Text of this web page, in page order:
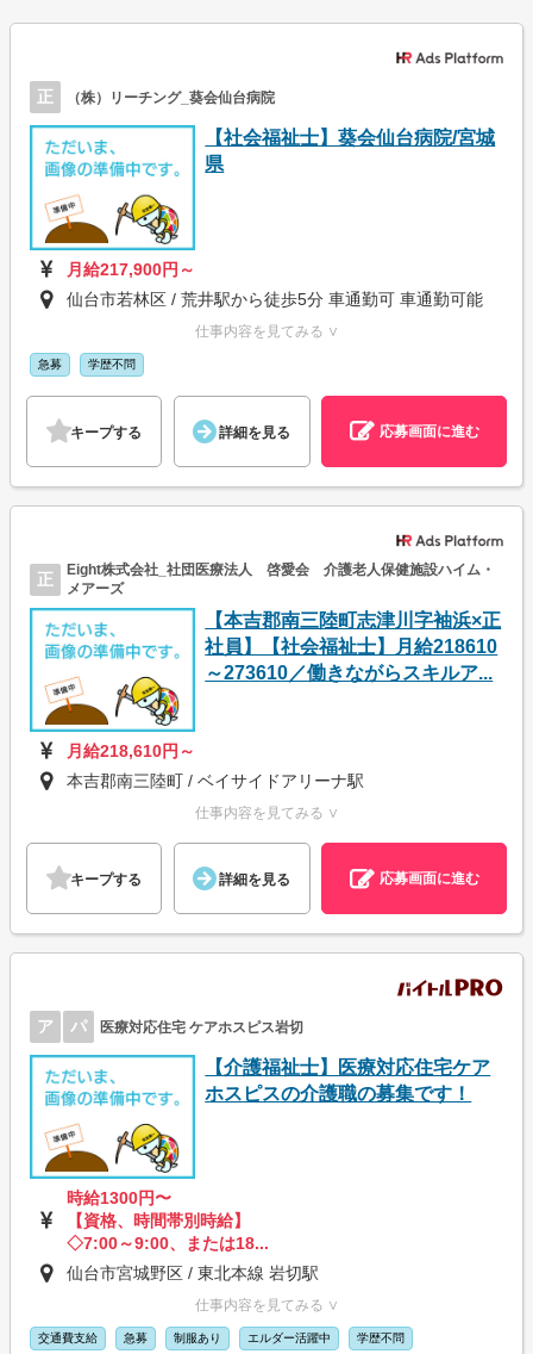
正 （株）リーチング_葵会仙台病院
【社会福祉士】葵会仙台病院/宮城
県
月給217,900円～
仙台市若林区 / 荒井駅から徒歩5分 車通勤可 車通勤可能
仕事内容を見てみる ∨
急募 学歴不問
キープする 詳細を見る 応募画面に進む
正
Eight株式会社_社団医療法人 啓愛会 介護老人保健施設ハイム・
メアーズ
【本吉郡南三陸町志津川字袖浜×正
社員】【社会福祉士】月給218610
～273610／働きながらスキルア...
月給218,610円～
本吉郡南三陸町 / ベイサイドアリーナ駅
仕事内容を見てみる ∨
キープする 詳細を見る 応募画面に進む
ア パ 医療対応住宅 ケアホスピス岩切
【介護福祉士】医療対応住宅ケア
ホスピスの介護職の募集です！
時給1300円〜
【資格、時間帯別時給】
◇7:00～9:00、または18...
仙台市宮城野区 / 東北本線 岩切駅
仕事内容を見てみる ∨
交通費支給 急募 制服あり エルダー活躍中 学歴不問